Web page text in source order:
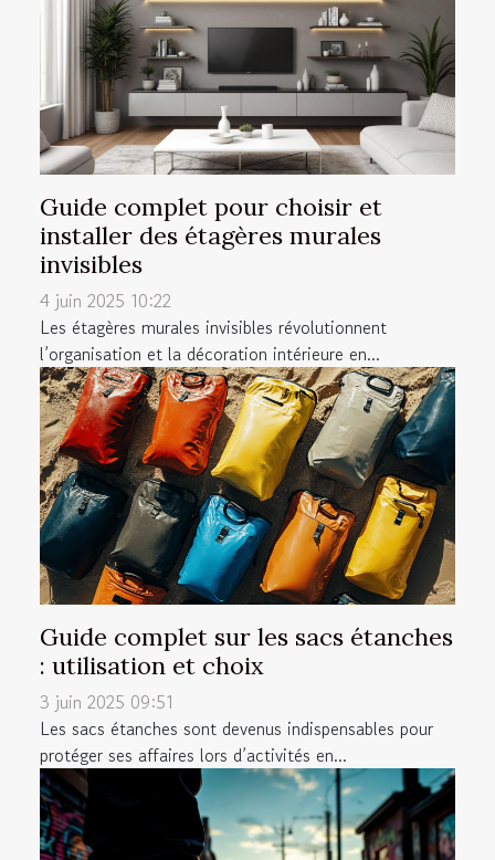
Guide complet pour choisir et
installer des étagères murales
invisibles
4 juin 2025 10:22
Les étagères murales invisibles révolutionnent
l’organisation et la décoration intérieure en...
Guide complet sur les sacs étanches
: utilisation et choix
3 juin 2025 09:51
Les sacs étanches sont devenus indispensables pour
protéger ses affaires lors d’activités en...